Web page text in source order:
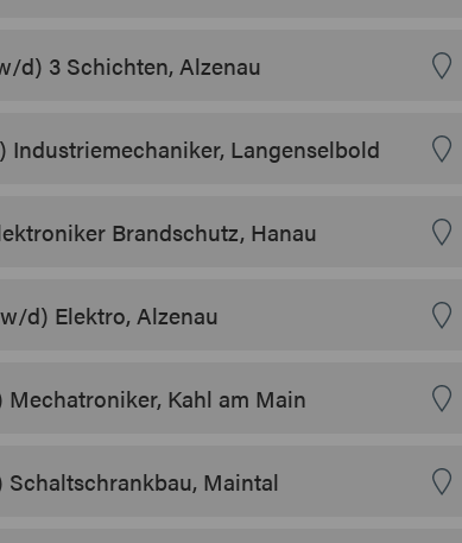
d) 3 Schichten, Alzenau
Langenselbold
Brandschutz, Hanau
d) Elektro, Alzenau
Kahl am Main
Maintal